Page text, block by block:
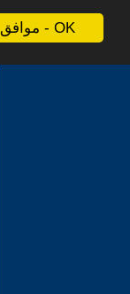
موافق - OK